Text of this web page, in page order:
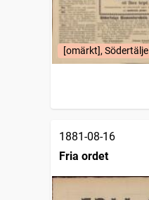
[omärkt], Södertälje
1881-08-16
Fria ordet